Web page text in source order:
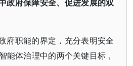
政府保障安全、促进发展的双
府职能的界定，充分表明安全
能体治理中的两个关键目标，